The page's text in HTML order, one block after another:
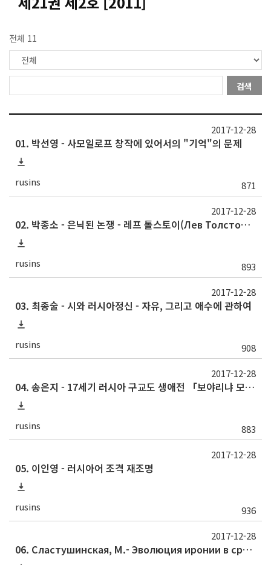
전체 11
검색
01. 박선영 - 사모일로프 창작에 있어서의 "기억"의 문제
rusins 871
2017-12-28
02. 박종소 - 은닉된 논쟁 - 레프 톨스토이(Лев Толстой)와 블라디미르 솔로비요프(Владимир Соловьев)의 경우 -
rusins 893
2017-12-28
03. 최종술 - 시와 러시아정신 - 자유, 그리고 애수에 관하여
rusins 908
2017-12-28
04. 송은지 - 17세기 러시아 구교도 생애전 「보야리냐 모로조바 이야기」의 담화와 서사 - 아바쿰의 「세 순교성녀에 대한 애도사」와의 비교 연구 -
rusins 883
2017-12-28
05. 이인영 - 러시아어 조격 재조명
rusins 936
2017-12-28
06. Сластушинская, М.- Эволюция иронии в средствах массовой информации в России : по материалам журнала «Крокодил» за 1960-196
2017-12-28